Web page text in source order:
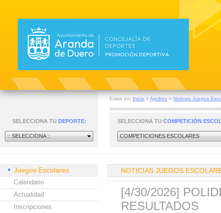
Estas en: Inicio >Ajedrez > Noticias Juegos
SELECCIONA TU DEPORTE:
:: SELECCIONA ::
SELECCIONA TU COMPETICIÓN
COMPETICIONES ESCOLARES
Juegos Escolares
Calendario
Actualidad
Inscripciones
NOTICIAS JUEGOS
[4/30/2026]
RESULTADOS